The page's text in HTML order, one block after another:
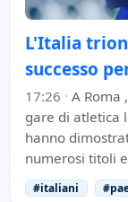
L'Italia
successo
17:26 · A Roma
gare di atletica
hanno
numerosi titoli
#italiani